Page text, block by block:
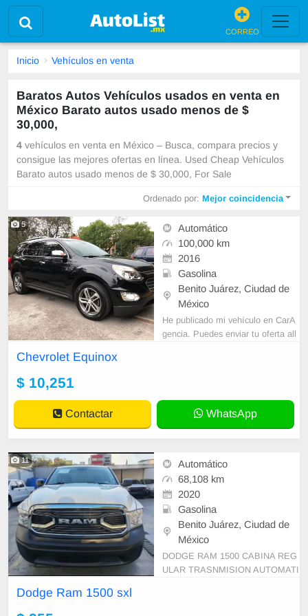
CORREO
Inicio Vehículos en venta
Baratos Autos Vehículos usados en venta en
México Barato autos usado menos de $
30,000,
4 vehículos en venta en México – Busca, compara precios y
consigue las mejores ofertas en línea. Used Cheap Vehículos
Barato autos usado menos de $ 30,000, For Sale
Ordenado por:Mejor coincidencia
5
Automático
100,000 km
2016
Gasolina
Benito Juárez, Ciudad de
México
He publicado mi vehículo en CarA
gencia. Puedes enviar tu oferta all
Chevrolet Equinox
$ 10,251
Contactar WhatsApp
11
Automático
68,108 km
2020
Gasolina
Benito Juárez, Ciudad de
México
DODGE RAM 1500 CABINA REG
ULAR TRASNMISION AUTOMATI
Dodge Ram 1500 sxl